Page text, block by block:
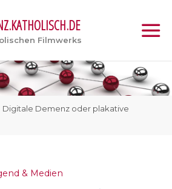
Z.KATHOLISCH.DE
Filmwerks
Digitale Demenz oder plakative
& Medien